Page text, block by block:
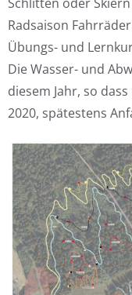
Radsaison
Übungs- und
Die Wasser- und
diesem Jahr, so
2020, spätestens